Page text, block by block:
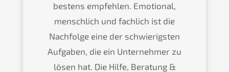
bestens empfehlen. Emotional,
menschlich und fachlich ist die
Nachfolge eine der schwierigsten
Aufgaben, die ein Unternehmer zu
lösen hat. Die Hilfe, Beratung &